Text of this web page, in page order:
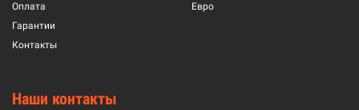
Оплата
Гарантии
Контакты
Евро
Наши контакты